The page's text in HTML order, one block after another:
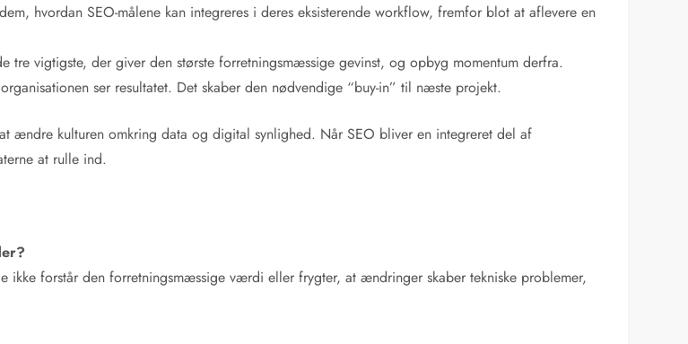
hvordan SEO-målene kan integreres i deres eksisterende workflow, fremfor blot at aflevere en
vigtigste, der giver den største forretningsmæssige gevinst, og opbyg momentum derfra.
ser resultatet. Det skaber den nødvendige “buy-in” til næste projekt.
ændre kulturen omkring data og digital synlighed. Når SEO bliver en integreret del af
at rulle ind.
ikke forstår den forretningsmæssige værdi eller frygter, at ændringer skaber tekniske problemer,